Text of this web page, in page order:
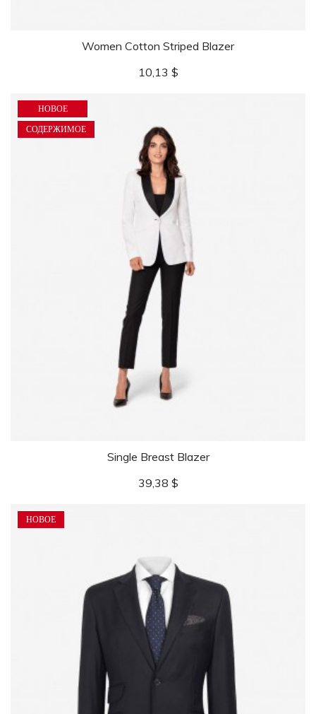
Women Cotton Striped Blazer
Цена
10,13 $
НОВОЕ
СОДЕРЖИМОЕ
Single Breast Blazer
Цена
39,38 $
НОВОЕ